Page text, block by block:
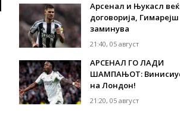
Арсенал и Њукасл
договорија, Гимарејш
заминува
21:40, 05 август
АРСЕНАЛ ГО ЛАДИ
ШАМПАЊОТ:
на Лондон!
21:20, 05 август